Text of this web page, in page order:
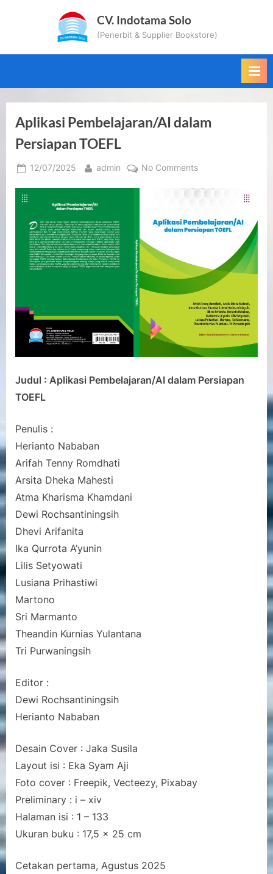
CV. Indotama Solo
(Penerbit & Supplier Bookstore)
Aplikasi Pembelajaran/AI dalam
Persiapan TOEFL
Posted
12/07/2025 By
admin No Commentson
Pembelajaran/AI
Persiapan
Judul : Aplikasi Pembelajaran/AI dalam Persiapan
TOEFL
Penulis :
Herianto Nababan
Arifah Tenny Romdhati
Arsita Dheka Mahesti
Atma Kharisma Khamdani
Dewi Rochsantiningsih
Dhevi Arifanita
Ika Qurrota A’yunin
Lilis Setyowati
Lusiana Prihastiwi
Martono
Sri Marmanto
Theandin Kurnias Yulantana
Tri Purwaningsih
Editor :
Dewi Rochsantiningsih
Herianto Nababan
Desain Cover : Jaka Susila
Layout isi : Eka Syam Aji
Foto cover : Freepik, Vecteezy, Pixabay
Preliminary : i – xiv
Halaman isi : 1 – 133
Ukuran buku : 17,5 x 25 cm
Cetakan pertama, Agustus 2025